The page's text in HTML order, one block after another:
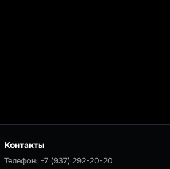
Контакты
Телефон: +7 (937) 292-20-20